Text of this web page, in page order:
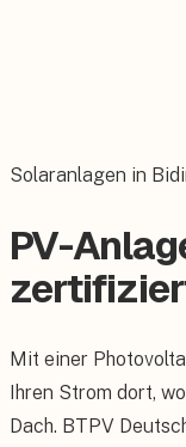
Solaranlagen in
PV-
Mit einer
Ihren Strom dort,
Dach. BTPV